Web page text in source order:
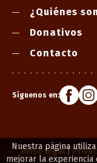
Nuestra página
mejorar la experiencia
¿Quiénes
Donativos
Contacto
Síguenos en:
Aviso legal|